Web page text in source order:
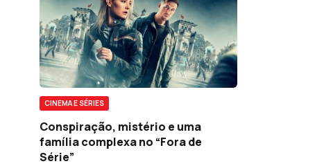
CINEMA E SÉRIES
Conspiração, mistério e uma
família complexa no “Fora de
Série”